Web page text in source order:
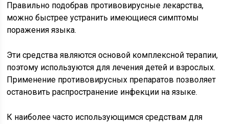
Правильно подобрав противовирусные лекарства,
можно быстрее устранить имеющиеся симптомы
поражения языка.
Эти средства являются основой комплексной терапии,
поэтому используются для лечения детей и взрослых.
Применение противовирусных препаратов позволяет
остановить распространение инфекции на языке.
К наиболее часто использующимся средствам для